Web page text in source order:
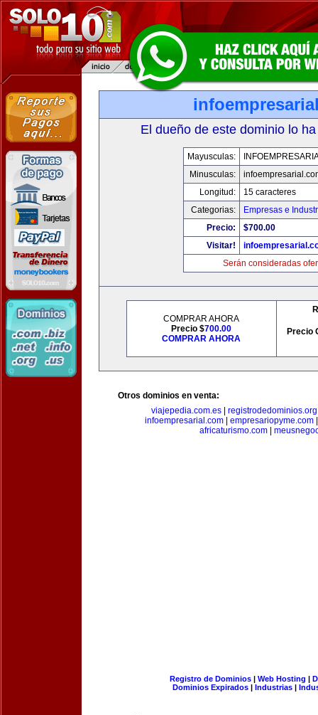
El dueño de este dominio lo
Mayusculas:
Minusculas:
Longitud:
15 caracteres
Categorias:
Empresas e
Precio:
$700.00
Visitar!
Serán consideradas
COMPRAR AHORA
Precio $700.00
COMPRAR AHORA
Precio
Otros dominios en venta:
viajepedia.com.es| registrodedominios.org
infoempresarial.com| empresariopyme.com
africaturismo.com|
Registro de Dominios| Web Hosting |
Dominios Expirados | Industrias |